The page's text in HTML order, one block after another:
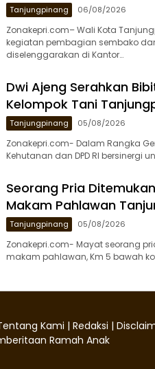
Tanjungpinang 06/08/2026
Zonakepri.com– Wali Kota
kegiatan pembagian sembako
diselenggarakan di Kantor…
Dwi Ajeng Serahkan
Kelompok Tani
Tanjungpinang 05/08/2026
Zonakepri.com- Dalam Rangka
Kehutanan dan DPD RI bersinergi
Seorang Pria
Makam Pahlawan
Tanjungpinang 05/08/2026
Zonakepri.com- ‎Mayat seorang
makam pahlawan, Km 5 bawah
Kami | Redaksi |
Ramah Anak